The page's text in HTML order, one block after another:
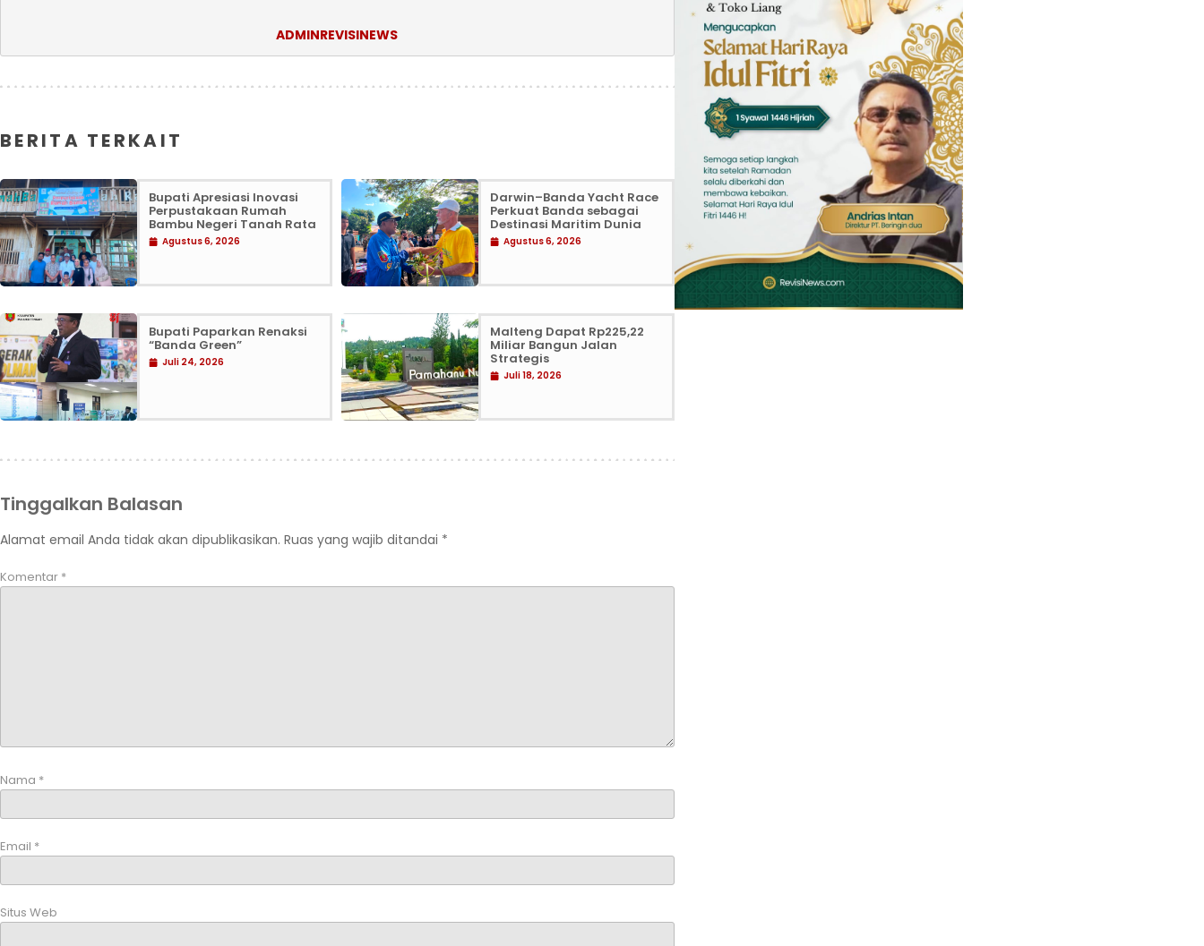
ADMINREVISINEWS
BERITA TERKAIT
Bupati Apresiasi Inovasi
Perpustakaan Rumah
Bambu Negeri Tanah Rata
Agustus 6, 2026
Darwin–Banda Yacht Race
Perkuat Banda sebagai
Destinasi Maritim Dunia
Agustus 6, 2026
Bupati Paparkan Renaksi
“Banda Green”
Juli 24, 2026
Malteng Dapat Rp225,22
Miliar Bangun Jalan
Strategis
Juli 18, 2026
Tinggalkan Balasan
Alamat email Anda tidak akan dipublikasikan. Ruas yang wajib ditandai *
Komentar *
Nama *
Email *
Situs Web